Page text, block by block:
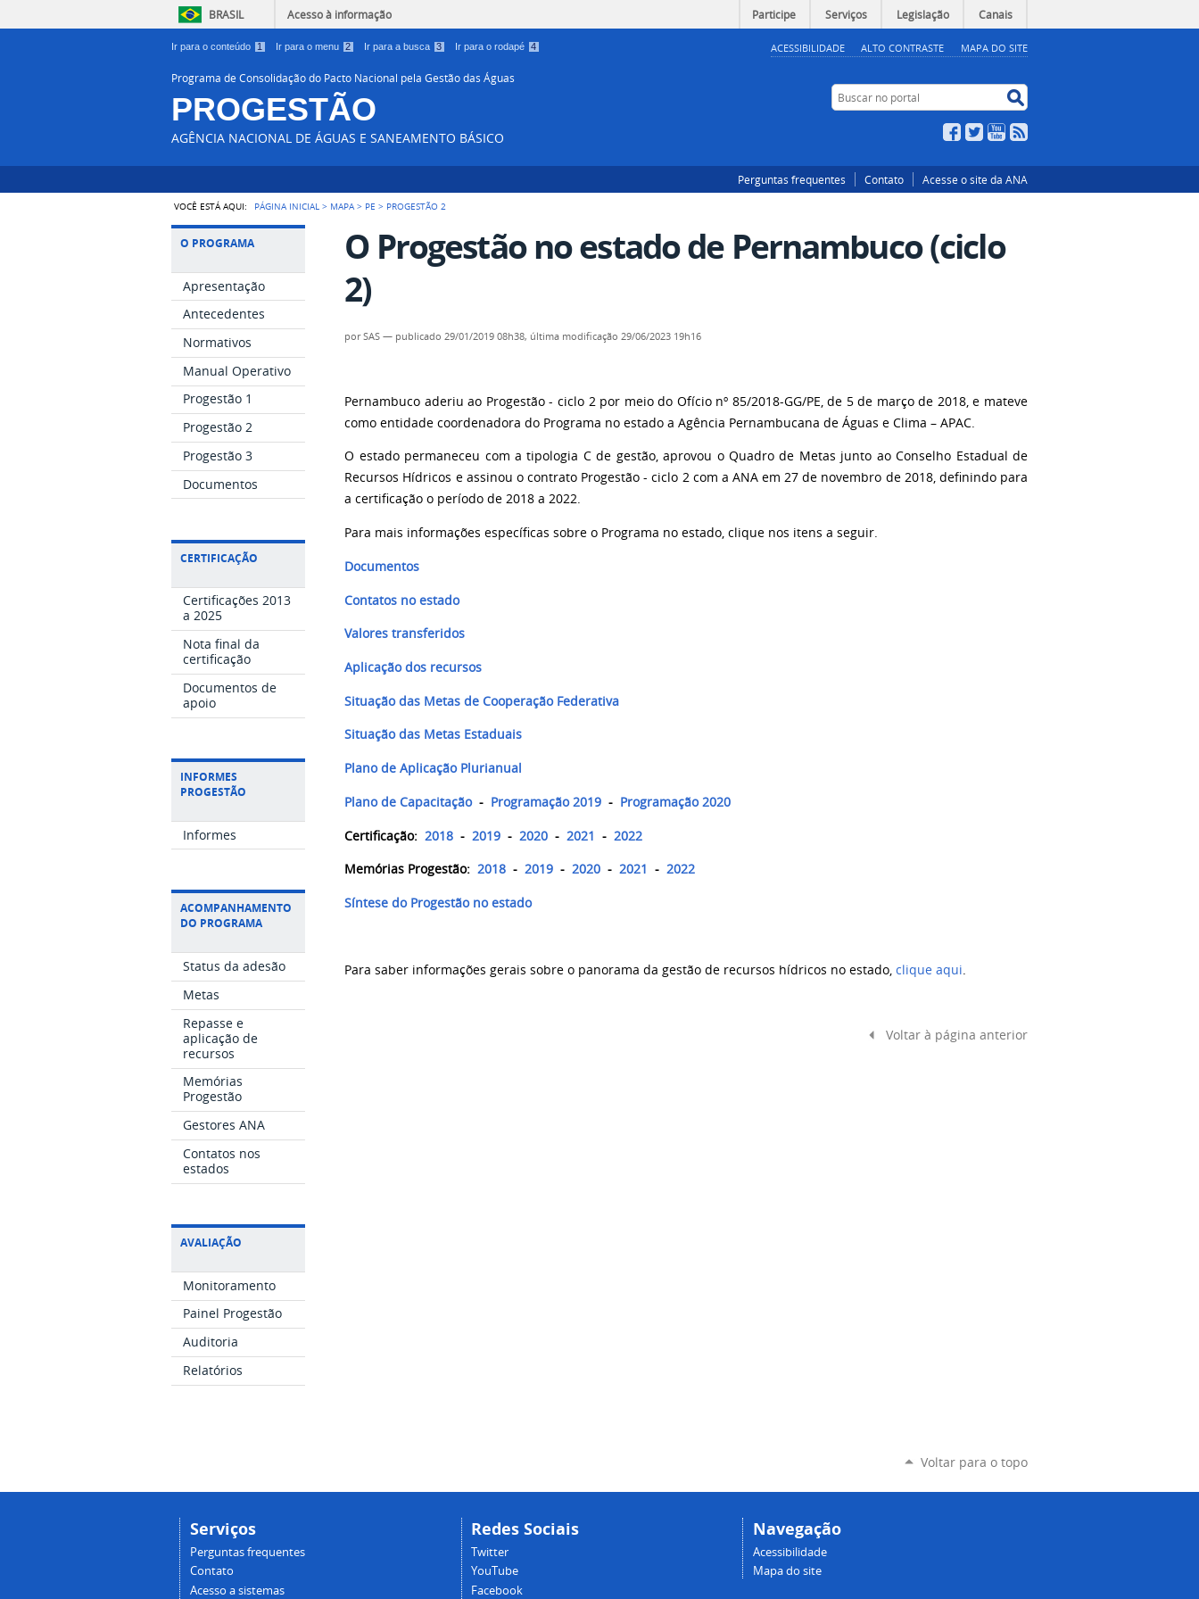
BRASIL Acesso à informação Participe Serviços Legislação Canais
Ir para o conteúdo 1 Ir para o menu 2 Ir para a busca 3 Ir para o rodapé 4 ACESSIBILIDADE ALTO CONTRASTE MAPA DO SITE
Programa de Consolidação do Pacto Nacional pela Gestão das Águas
PROGESTÃO
AGÊNCIA NACIONAL DE ÁGUAS E SANEAMENTO BÁSICO
Buscar no portal
Facebook
TwitterYouTube
Perguntas frequentes Contato Acesse o site da ANA
VOCÊ ESTÁ AQUI: PÁGINA INICIAL > MAPA > PE > PROGESTÃO 2
O PROGRAMA
Apresentação
Antecedentes
Normativos
Manual Operativo
Progestão 1
Progestão 2
Progestão 3
Documentos
CERTIFICAÇÃO
Certificações 2013
a 2025
Nota final da
certificação
Documentos de
apoio
INFORMES
PROGESTÃO
Informes
ACOMPANHAMENTO
DO PROGRAMA
Status da adesão
Metas
Repasse e
aplicação de
recursos
Memórias
Progestão
Gestores ANA
Contatos nos
estados
AVALIAÇÃO
Monitoramento
Painel Progestão
Auditoria
Relatórios
O Progestão no estado de Pernambuco (ciclo
2)
porSAS — publicado 29/01/2019 08h38, última modificação 29/06/2023 19h16
Pernambuco aderiu ao Progestão - ciclo 2 por meio do Ofício nº 85/2018-GG/PE, de 5 de março de 2018, e mateve
como entidade coordenadora do Programa no estado a Agência Pernambucana de Águas e Clima – APAC.
O estado permaneceu com a tipologia C de gestão, aprovou o Quadro de Metas junto ao Conselho Estadual de
Recursos Hídricos e assinou o contrato Progestão - ciclo 2 com a ANA em 27 de novembro de 2018, definindo para
a certificação o período de 2018 a 2022.
Para mais informações específicas sobre o Programa no estado, clique nos itens a seguir.
Documentos
Contatos no estado
Valores transferidos
Aplicação dos recursos
Situação das Metas de Cooperação Federativa
Situação das Metas Estaduais
Plano de Aplicação Plurianual
Plano de Capacitação- Programação 2019 - Programação 2020
Certificação:2018 -2019 -2020 -2021 -2022
Memórias Progestão:2018 -2019 -2020 -2021 -2022
Síntese do Progestão no estado
Para saber informações gerais sobre o panorama da gestão de recursos hídricos no estado,clique aqui.
Voltar à página anterior
Voltar para o topo
Serviços
Perguntas frequentes
Contato
Acesso a sistemas
Redes Sociais
Twitter
YouTube
Facebook
Navegação
Acessibilidade
Mapa do site